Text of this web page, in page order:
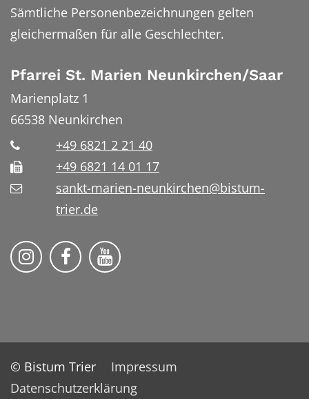
Sämtliche Personenbezeichnungen gelten
gleichermaßen für alle Geschlechter.
Pfarrei St. Marien Neunkirchen/Saar
Marienplatz 1
66538 Neunkirchen
+49 6821 2 21 40
+49 6821 14 01 17
sankt-marien-neunkirchen@bistum-
trier.de
Bistum Trier auf Instragram
Die Pfarrei auf Facebook
Die Pfarrei auf YouTube
© Bistum Trier
Impressum
Datenschutzerklärung